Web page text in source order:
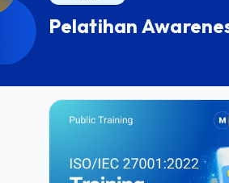
Pelatihan